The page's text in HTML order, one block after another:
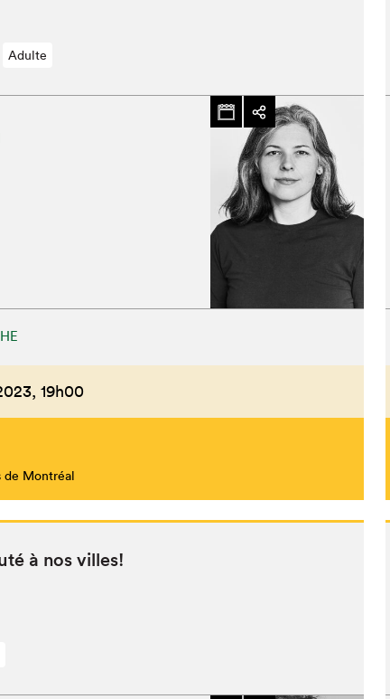
Que cherchez-vous?
Adulte
19h00
de Montréal
à nos villes!